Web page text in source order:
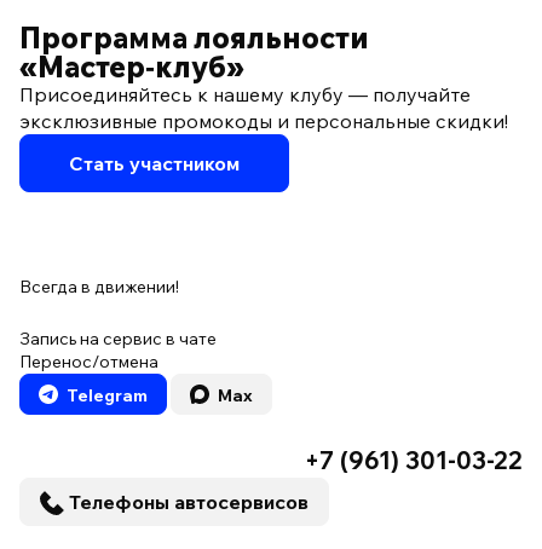
Программа лояльности
«Мастер‑клуб»
Присоединяйтесь к нашему клубу — получайте
эксклюзивные промокоды и персональные скидки!
Стать участником
Всегда в движении!
Запись на сервис в чате
Перенос/отмена
Telegram
Max
+7 (961) 301-03-22
Телефоны автосервисов